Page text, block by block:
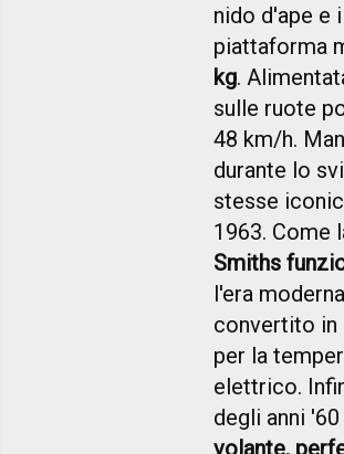
nido d'ape e
piattaforma
kg.
sulle ruote
48 km/h.
durante lo
stesse
1963. Come
Smiths
l'era
convertito in
per la
elettrico.
degli anni
volante,